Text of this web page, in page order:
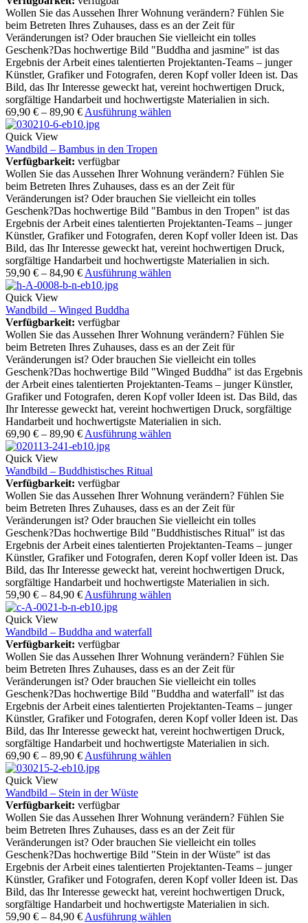
Wollen Sie das Aussehen Ihrer Wohnung verändern? Fühlen Sie
beim Betreten Ihres Zuhauses, dass es an der Zeit für
Veränderungen ist? Oder brauchen Sie vielleicht ein tolles
Geschenk?Das hochwertige Bild "Buddha and jasmine" ist das
Ergebnis der Arbeit eines talentierten Projektanten-Teams – junger
Künstler, Grafiker und Fotografen, deren Kopf voller Ideen ist. Das
Bild, das Ihr Interesse geweckt hat, vereint hochwertigen Druck,
sorgfältige Handarbeit und hochwertigste Materialien in sich.
69,90 € – 89,90 € Ausführung wählen
Quick View
Wandbild – Bambus in den Tropen
Verfügbarkeit: verfügbar
Wollen Sie das Aussehen Ihrer Wohnung verändern? Fühlen Sie
beim Betreten Ihres Zuhauses, dass es an der Zeit für
Veränderungen ist? Oder brauchen Sie vielleicht ein tolles
Geschenk?Das hochwertige Bild "Bambus in den Tropen" ist das
Ergebnis der Arbeit eines talentierten Projektanten-Teams – junger
Künstler, Grafiker und Fotografen, deren Kopf voller Ideen ist. Das
Bild, das Ihr Interesse geweckt hat, vereint hochwertigen Druck,
sorgfältige Handarbeit und hochwertigste Materialien in sich.
59,90 € – 84,90 € Ausführung wählen
Quick View
Wandbild – Winged Buddha
Verfügbarkeit: verfügbar
Wollen Sie das Aussehen Ihrer Wohnung verändern? Fühlen Sie
beim Betreten Ihres Zuhauses, dass es an der Zeit für
Veränderungen ist? Oder brauchen Sie vielleicht ein tolles
Geschenk?Das hochwertige Bild "Winged Buddha" ist das Ergebnis
der Arbeit eines talentierten Projektanten-Teams – junger Künstler,
Grafiker und Fotografen, deren Kopf voller Ideen ist. Das Bild, das
Ihr Interesse geweckt hat, vereint hochwertigen Druck, sorgfältige
Handarbeit und hochwertigste Materialien in sich.
69,90 € – 89,90 € Ausführung wählen
Quick View
Wandbild – Buddhistisches Ritual
Verfügbarkeit: verfügbar
Wollen Sie das Aussehen Ihrer Wohnung verändern? Fühlen Sie
beim Betreten Ihres Zuhauses, dass es an der Zeit für
Veränderungen ist? Oder brauchen Sie vielleicht ein tolles
Geschenk?Das hochwertige Bild "Buddhistisches Ritual" ist das
Ergebnis der Arbeit eines talentierten Projektanten-Teams – junger
Künstler, Grafiker und Fotografen, deren Kopf voller Ideen ist. Das
Bild, das Ihr Interesse geweckt hat, vereint hochwertigen Druck,
sorgfältige Handarbeit und hochwertigste Materialien in sich.
59,90 € – 84,90 € Ausführung wählen
Quick View
Wandbild – Buddha and waterfall
Verfügbarkeit: verfügbar
Wollen Sie das Aussehen Ihrer Wohnung verändern? Fühlen Sie
beim Betreten Ihres Zuhauses, dass es an der Zeit für
Veränderungen ist? Oder brauchen Sie vielleicht ein tolles
Geschenk?Das hochwertige Bild "Buddha and waterfall" ist das
Ergebnis der Arbeit eines talentierten Projektanten-Teams – junger
Künstler, Grafiker und Fotografen, deren Kopf voller Ideen ist. Das
Bild, das Ihr Interesse geweckt hat, vereint hochwertigen Druck,
sorgfältige Handarbeit und hochwertigste Materialien in sich.
69,90 € – 89,90 € Ausführung wählen
Quick View
Wandbild – Stein in der Wüste
Verfügbarkeit: verfügbar
Wollen Sie das Aussehen Ihrer Wohnung verändern? Fühlen Sie
beim Betreten Ihres Zuhauses, dass es an der Zeit für
Veränderungen ist? Oder brauchen Sie vielleicht ein tolles
Geschenk?Das hochwertige Bild "Stein in der Wüste" ist das
Ergebnis der Arbeit eines talentierten Projektanten-Teams – junger
Künstler, Grafiker und Fotografen, deren Kopf voller Ideen ist. Das
Bild, das Ihr Interesse geweckt hat, vereint hochwertigen Druck,
sorgfältige Handarbeit und hochwertigste Materialien in sich.
59,90 € – 84,90 € Ausführung wählen